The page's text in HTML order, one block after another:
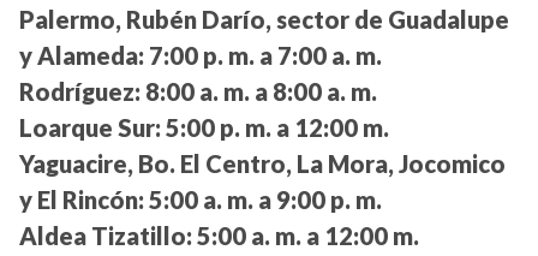
Palermo, Rubén Darío, sector de Guadalupe
y Alameda: 7:00 p. m. a 7:00 a. m.
Rodríguez: 8:00 a. m. a 8:00 a. m.
Loarque Sur: 5:00 p. m. a 12:00 m.
Yaguacire, Bo. El Centro, La Mora, Jocomico
y El Rincón: 5:00 a. m. a 9:00 p. m.
Aldea Tizatillo: 5:00 a. m. a 12:00 m.